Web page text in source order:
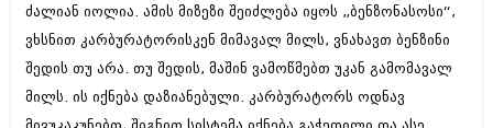
ნოემბერი 2013 (279)
ოქტომბერი 2013 (256)
აგვისტო 2013 (89)
ივლისი 2013 (182)
ივნისი 2013 (212)
ძალიან იოლია. ამის მიზეზი შეიძლება იყოს „ბენზონასოსი“,
ვხსნით კარბურატორისკენ მიმავალ მილს, ვნახავთ ბენზინი
შედის თუ არა. თუ შედის, მაშინ ვამოწმებთ უკან გამომავალ
მილს. ის იქნება დაზიანებული. კარბურატორს ოდნავ